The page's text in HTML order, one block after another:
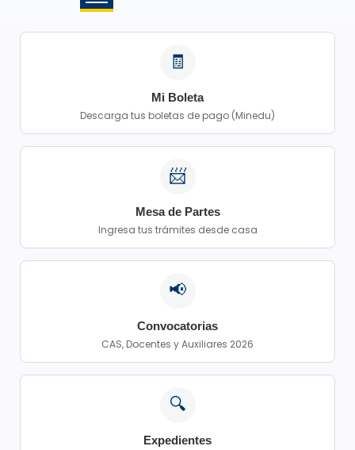
🧾
Mi Boleta
Descarga tus boletas de pago (Minedu)
📨
Mesa de Partes
Ingresa tus trámites desde casa
📢
Convocatorias
CAS, Docentes y Auxiliares 2026
🔍
Expedientes